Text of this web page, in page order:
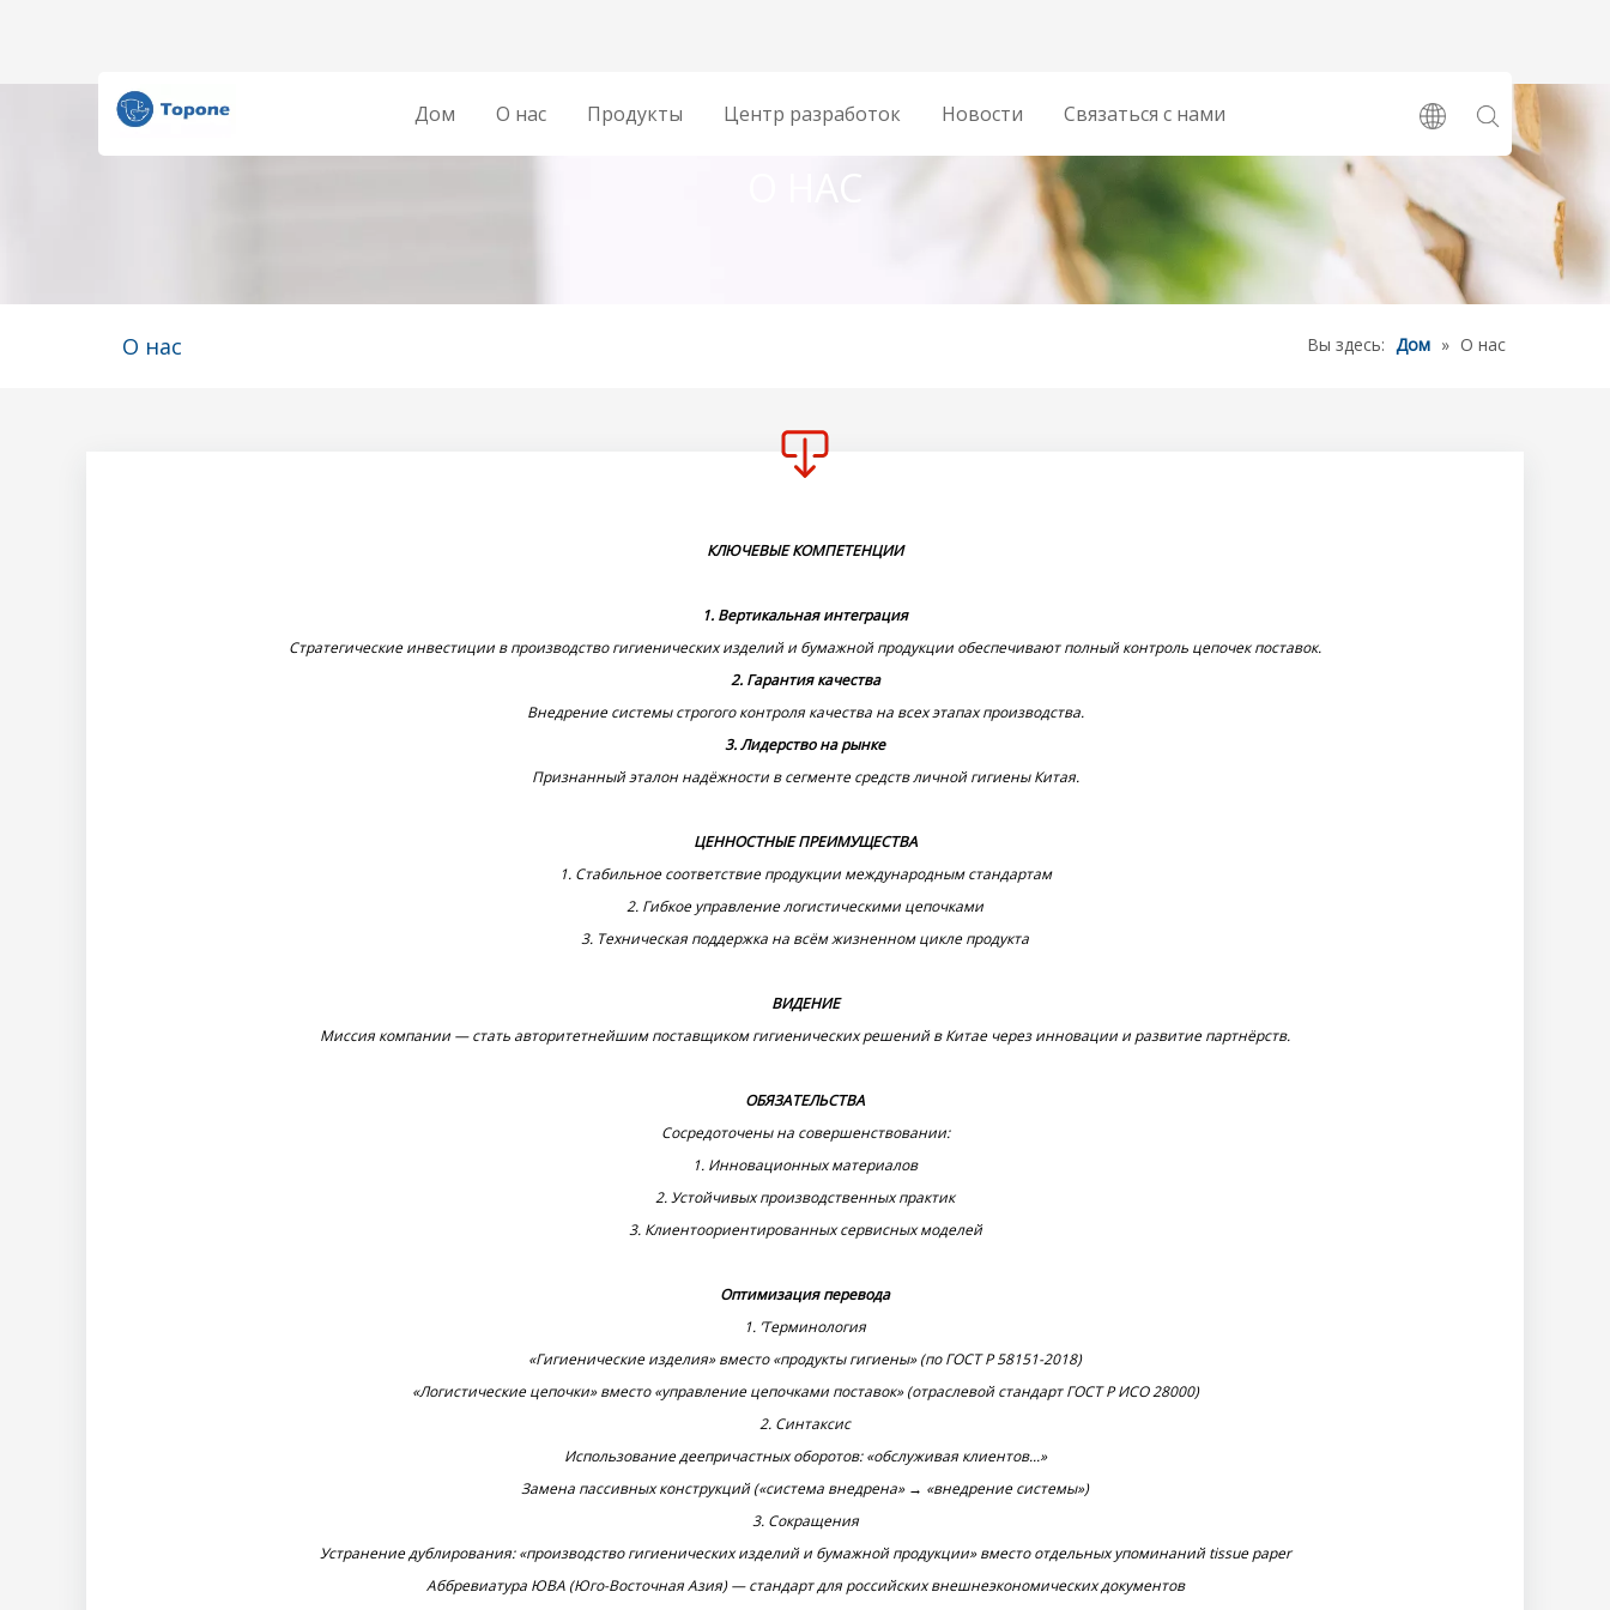
Дом О нас Продукты ‌Центр разработок Новости Связаться с нами
О нас Вы здесь: Дом » О нас
‌КЛЮЧЕВЫЕ КОМПЕТЕНЦИИ‌
1‌. Вертикальная интеграция‌
Стратегические инвестиции в производство гигиенических изделий и бумажной продукции обеспечивают полный контроль цепочек поставок.
2‌. Гарантия качества‌
Внедрение системы строгого контроля качества на всех этапах производства.
‌3. Лидерство на рынке‌
Признанный эталон надёжности в сегменте средств личной гигиены Китая.
‌ЦЕННОСТНЫЕ ПРЕИМУЩЕСТВА‌
1. Стабильное соответствие продукции международным стандартам
2. Гибкое управление логистическими цепочками
3. Техническая поддержка на всём жизненном цикле продукта
‌ВИДЕНИЕ‌
Миссия компании — стать авторитетнейшим поставщиком гигиенических решений в Китае через инновации и развитие партнёрств.
‌ОБЯЗАТЕЛЬСТВА‌
Сосредоточены на совершенствовании:
1. Инновационных материалов
2. Устойчивых производственных практик
3. Клиентоориентированных сервисных моделей
Оптимизация перевода
1. ’Терминология‌
«Гигиенические изделия» вместо «продукты гигиены» (по ГОСТ Р 58151-2018)
«Логистические цепочки» вместо «управление цепочками поставок» (отраслевой стандарт ГОСТ Р ИСО 28000)
2‌. Синтаксис‌
Использование деепричастных оборотов: «обслуживая клиентов...»
Замена пассивных конструкций («система внедрена» → «внедрение системы»)
3‌. Сокращения‌
Устранение дублирования: «производство гигиенических изделий и бумажной продукции» вместо отдельных упоминаний tissue paper
Аббревиатура ЮВА (Юго-Восточная Азия) — стандарт для российских внешнеэкономических документов